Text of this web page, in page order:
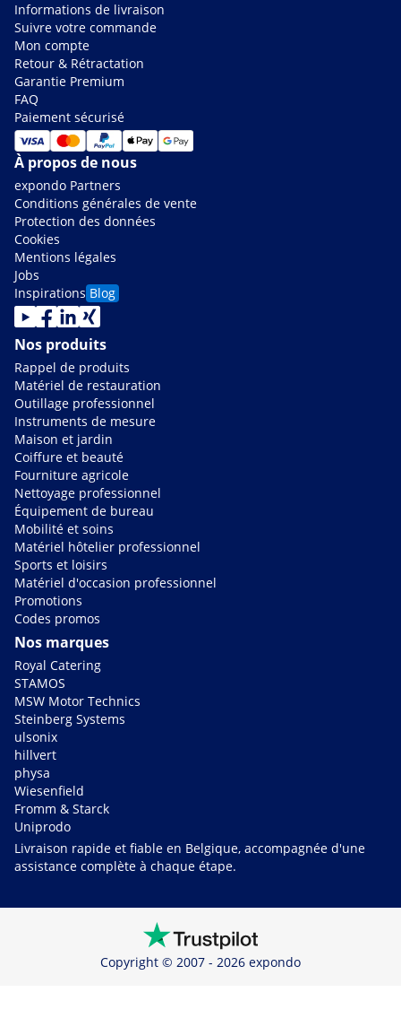
Informations de livraison
Suivre votre commande
Mon compte
Retour & Rétractation
Garantie Premium
FAQ
Paiement sécurisé
À propos de nous
expondo Partners
Conditions générales de vente
Protection des données
Cookies
Mentions légales
Jobs
Inspirations Blog
Nos produits
Rappel de produits
Matériel de restauration
Outillage professionnel
Instruments de mesure
Maison et jardin
Coiffure et beauté
Fourniture agricole
Nettoyage professionnel
Équipement de bureau
Mobilité et soins
Matériel hôtelier professionnel
Sports et loisirs
Matériel d'occasion professionnel
Promotions
Codes promos
Nos marques
Royal Catering
STAMOS
MSW Motor Technics
Steinberg Systems
ulsonix
hillvert
physa
Wiesenfield
Fromm & Starck
Uniprodo
Livraison rapide et fiable en Belgique, accompagnée d'une
assistance complète à chaque étape.
Copyright © 2007 - 2026 expondo